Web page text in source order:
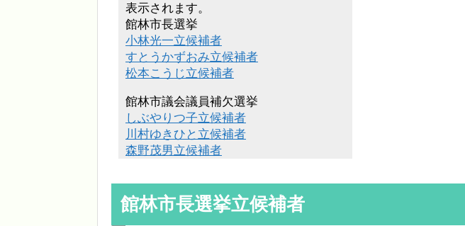
表示されます。
館林市長選挙
小林光一立候補者
すとうかずおみ立候補者
松本こうじ立候補者
館林市議会議員補欠選挙
しぶやりつ子立候補者
川村ゆきひと立候補者
森野茂男立候補者
館林市長選挙立候補者